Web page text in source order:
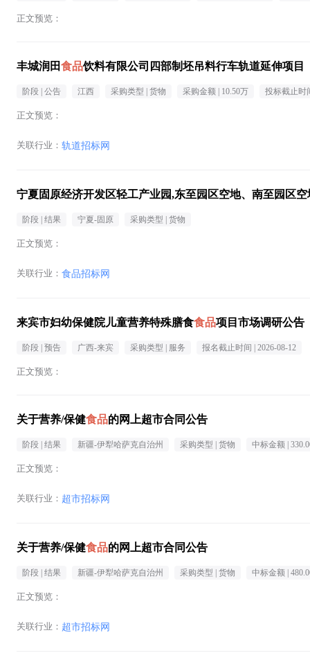
正文预览：
丰城润田食品饮料有限公司四部制坯吊料行车轨道延伸项目
阶段 | 公告 江西 采购类型 | 货物 采购金额 | 10.50万 投标截止时
正文预览：
关联行业： 轨道招标网
宁夏固原经济开发区轻工产业园,东至园区空地、南至园区
阶段 | 结果 宁夏-固原 采购类型 | 货物
正文预览：
关联行业： 食品招标网
来宾市妇幼保健院儿童营养特殊膳食食品项目市场调研公告
阶段 | 预告 广西-来宾 采购类型 | 服务 报名截止时间 | 2026-08-12
正文预览：
关于营养/保健食品的网上超市合同公告
阶段 | 结果 新疆-伊犁哈萨克自治州 采购类型 | 货物 中标金额 |
正文预览：
关联行业： 超市招标网
关于营养/保健食品的网上超市合同公告
阶段 | 结果 新疆-伊犁哈萨克自治州 采购类型 | 货物 中标金额 |
正文预览：
关联行业： 超市招标网